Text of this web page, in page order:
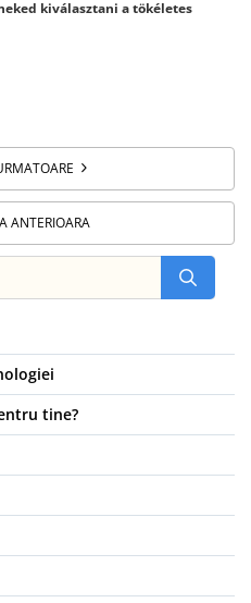
kiválasztani a tökéletes
ANTERIOARA
tine?